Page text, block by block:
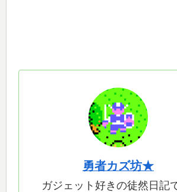
勇者カズ坊★
ガジェット好きの徒然日記